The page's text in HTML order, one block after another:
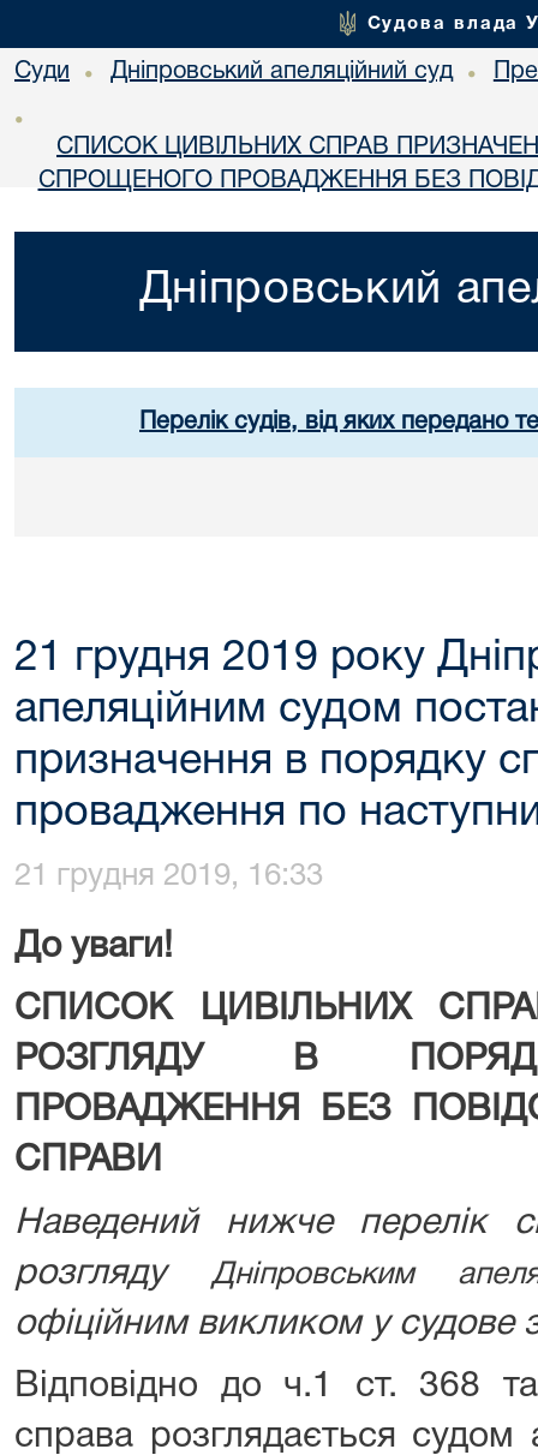
Судова влада
Суди • Дніпровський апеляційний суд •
•
СПИСОК ЦИВІЛЬНИХ СПРАВ
СПРОЩЕНОГО ПРОВАДЖЕННЯ БЕЗ
Дніпровський
Перелік судів, від яких передано
21 грудня 2019 року
апеляційним судом
призначення в порядку
провадження по
21 грудня 2019, 16:33
До уваги!
СПИСОК ЦИВІЛЬНИХ
РОЗГЛЯДУ В
ПРОВАДЖЕННЯ БЕЗ
СПРАВИ
Наведений нижче перелік
розгляду Дніпровським
офіційним викликом у судове
Відповідно до ч.1 ст. 368
справа розглядається судом